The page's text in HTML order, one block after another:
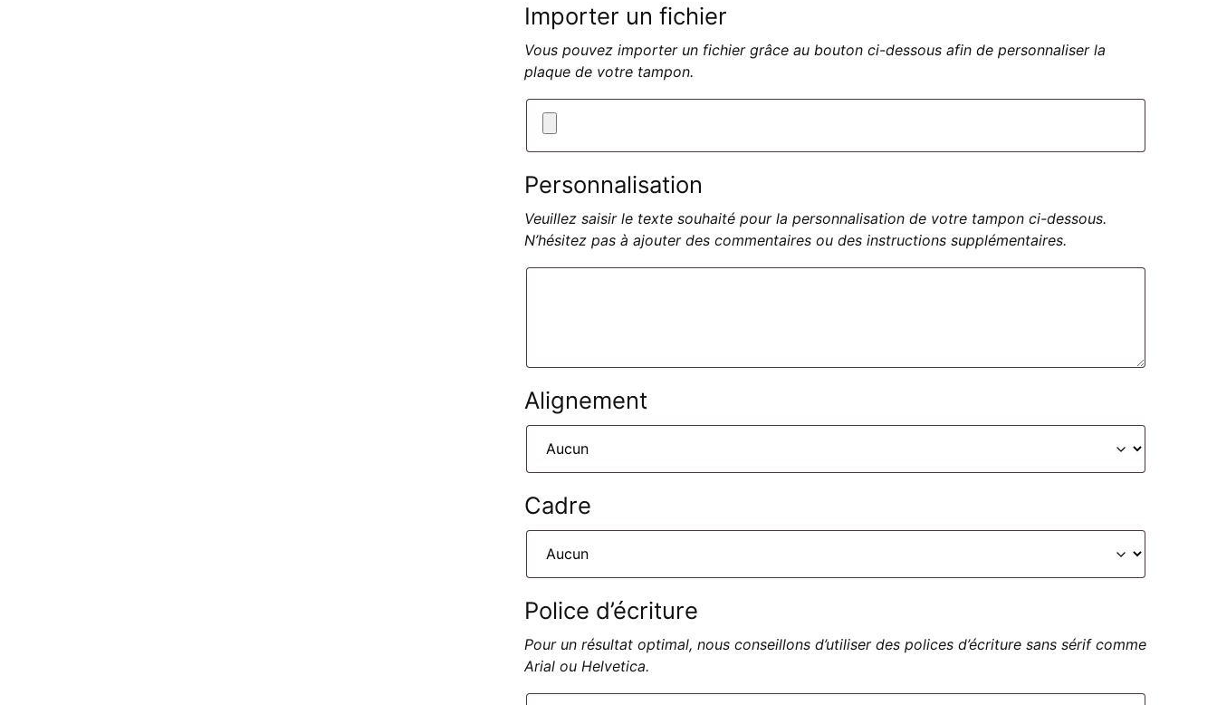
Importer un fichier
Vous pouvez importer un fichier grâce au bouton ci-dessous afin de personnaliser la
plaque de votre tampon.
Personnalisation
Veuillez saisir le texte souhaité pour la personnalisation de votre tampon ci-dessous.
N’hésitez pas à ajouter des commentaires ou des instructions supplémentaires.
Alignement
Cadre
Police d’écriture
Pour un résultat optimal, nous conseillons d’utiliser des polices d’écriture sans sérif comme
Arial ou Helvetica.